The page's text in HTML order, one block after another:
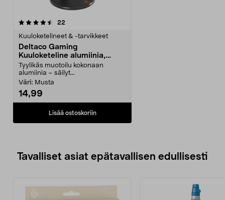
22
Kuuloketelineet & -tarvikkeet
Deltaco Gaming
Kuuloketeline alumiinia,
GAM-070
Tyylikäs muotoilu kokonaan
alumiinia – säilyt...
Väri: Musta
14,99
Lisää ostoskoriin
Tavalliset asiat epätavallisen edullisesti